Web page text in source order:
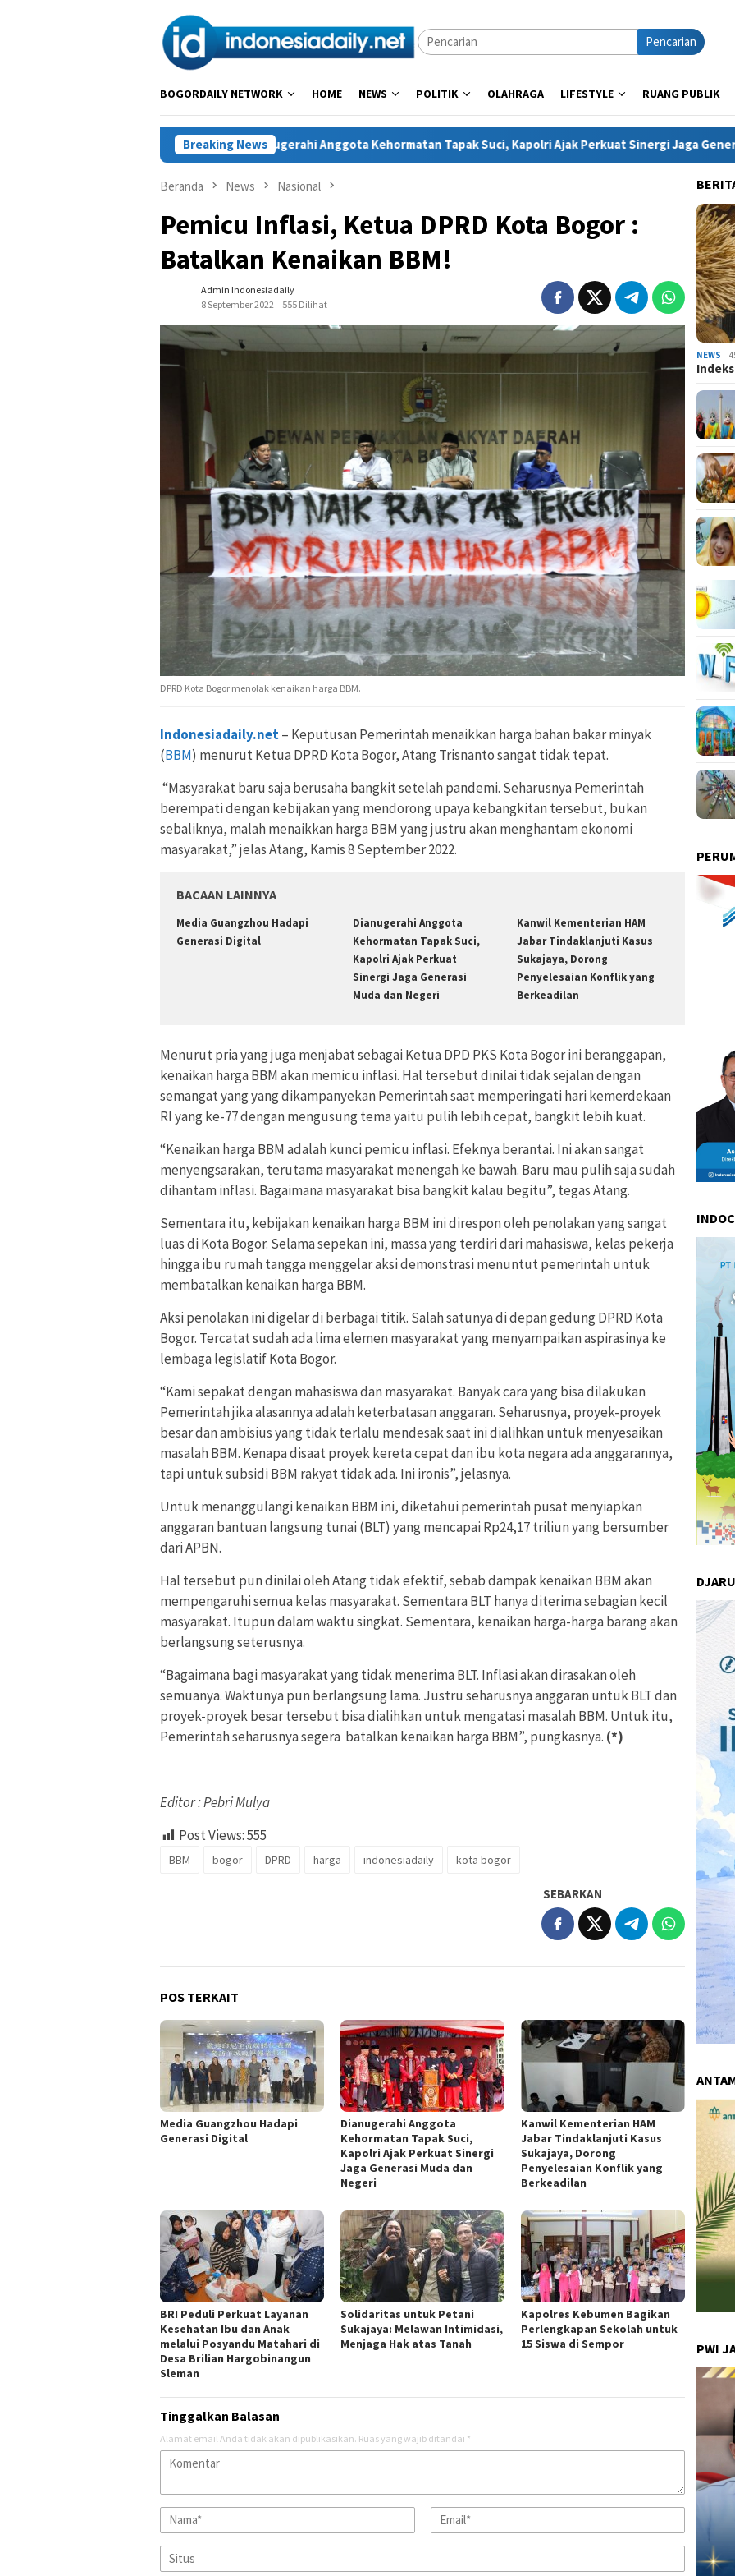
Pencarian
BOGORDAILY NETWORK HOME NEWS POLITIK OLAHRAGA LIFESTYLE RUANG PUBLIK
Breaking News
Dianugerahi Anggota Kehormatan Tapak Suci, Kapolri Ajak Perkuat Sinergi Jaga Generasi Muda dan Negeri
Beranda News Nasional
Pemicu Inflasi, Ketua DPRD Kota Bogor :
Batalkan Kenaikan BBM!
Admin Indonesiadaily
8 September 2022
555 Dilihat
DPRD Kota Bogor menolak kenaikan harga BBM.
Indonesiadaily.net– Keputusan Pemerintah menaikkan harga bahan bakar minyak
(BBM) menurut Ketua DPRD Kota Bogor, Atang Trisnanto sangat tidak tepat.
“Masyarakat baru saja berusaha bangkit setelah pandemi. Seharusnya Pemerintah
berempati dengan kebijakan yang mendorong upaya kebangkitan tersebut, bukan
sebaliknya, malah menaikkan harga BBM yang justru akan menghantam ekonomi
masyarakat,” jelas Atang, Kamis 8 September 2022.
BACAAN LAINNYA
Media Guangzhou Hadapi
Generasi Digital
Dianugerahi Anggota
Kehormatan Tapak Suci,
Kapolri Ajak Perkuat
Sinergi Jaga Generasi
Muda dan Negeri
Kanwil Kementerian HAM
Jabar Tindaklanjuti Kasus
Sukajaya, Dorong
Penyelesaian Konflik yang
Berkeadilan
Menurut pria yang juga menjabat sebagai Ketua DPD PKS Kota Bogor ini beranggapan,
kenaikan harga BBM akan memicu inflasi. Hal tersebut dinilai tidak sejalan dengan
semangat yang yang dikampanyekan Pemerintah saat memperingati hari kemerdekaan
RI yang ke-77 dengan mengusung tema yaitu pulih lebih cepat, bangkit lebih kuat.
“Kenaikan harga BBM adalah kunci pemicu inflasi. Efeknya berantai. Ini akan sangat
menyengsarakan, terutama masyarakat menengah ke bawah. Baru mau pulih saja sudah
dihantam inflasi. Bagaimana masyarakat bisa bangkit kalau begitu”, tegas Atang.
Sementara itu, kebijakan kenaikan harga BBM ini direspon oleh penolakan yang sangat
luas di Kota Bogor. Selama sepekan ini, massa yang terdiri dari mahasiswa, kelas pekerja
hingga ibu rumah tangga menggelar aksi demonstrasi menuntut pemerintah untuk
membatalkan kenaikan harga BBM.
Aksi penolakan ini digelar di berbagai titik. Salah satunya di depan gedung DPRD Kota
Bogor. Tercatat sudah ada lima elemen masyarakat yang menyampaikan aspirasinya ke
lembaga legislatif Kota Bogor.
“Kami sepakat dengan mahasiswa dan masyarakat. Banyak cara yang bisa dilakukan
Pemerintah jika alasannya adalah keterbatasan anggaran. Seharusnya, proyek-proyek
besar dan ambisius yang tidak terlalu mendesak saat ini dialihkan untuk menyesaikan
masalah BBM. Kenapa disaat proyek kereta cepat dan ibu kota negara ada anggarannya,
tapi untuk subsidi BBM rakyat tidak ada. Ini ironis”, jelasnya.
Untuk menanggulangi kenaikan BBM ini, diketahui pemerintah pusat menyiapkan
anggaran bantuan langsung tunai (BLT) yang mencapai Rp24,17 triliun yang bersumber
dari APBN.
Hal tersebut pun dinilai oleh Atang tidak efektif, sebab dampak kenaikan BBM akan
mempengaruhi semua kelas masyarakat. Sementara BLT hanya diterima sebagian kecil
masyarakat. Itupun dalam waktu singkat. Sementara, kenaikan harga-harga barang akan
berlangsung seterusnya.
“Bagaimana bagi masyarakat yang tidak menerima BLT. Inflasi akan dirasakan oleh
semuanya. Waktunya pun berlangsung lama. Justru seharusnya anggaran untuk BLT dan
proyek-proyek besar tersebut bisa dialihkan untuk mengatasi masalah BBM. Untuk itu,
Pemerintah seharusnya segera batalkan kenaikan harga BBM”, pungkasnya. (*)
Editor : Pebri Mulya
Post Views:555
BBM bogor DPRD harga indonesiadaily kota bogor
SEBARKAN
POS TERKAIT
Media Guangzhou Hadapi
Generasi Digital
Dianugerahi Anggota
Kehormatan Tapak Suci,
Kapolri Ajak Perkuat Sinergi
Jaga Generasi Muda dan
Negeri
Kanwil Kementerian HAM
Jabar Tindaklanjuti Kasus
Sukajaya, Dorong
Penyelesaian Konflik yang
Berkeadilan
BRI Peduli Perkuat Layanan
Kesehatan Ibu dan Anak
melalui Posyandu Matahari di
Desa Brilian Hargobinangun
Sleman
Solidaritas untuk Petani
Sukajaya: Melawan Intimidasi,
Menjaga Hak atas Tanah
Kapolres Kebumen Bagikan
Perlengkapan Sekolah untuk
15 Siswa di Sempor
Tinggalkan Balasan
Alamat email Anda tidak akan dipublikasikan. Ruas yang wajib ditandai *
NEWS
PWI